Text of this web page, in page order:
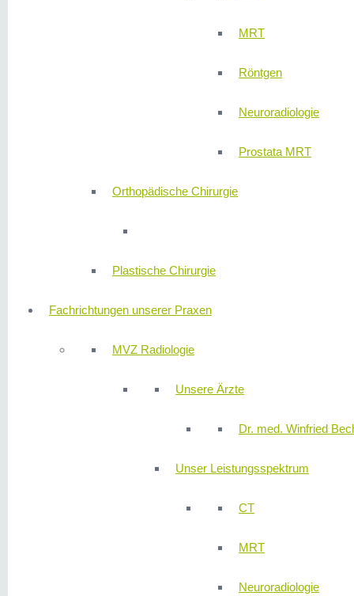
MRT
Röntgen
Neuroradiologie
Prostata MRT
Orthopädische Chirurgie
Plastische Chirurgie
Fachrichtungen unserer Praxen
MVZ Radiologie
Unsere Ärzte
Dr. med. Winfried
Unser Leistungsspektrum
CT
MRT
Neuroradiologie